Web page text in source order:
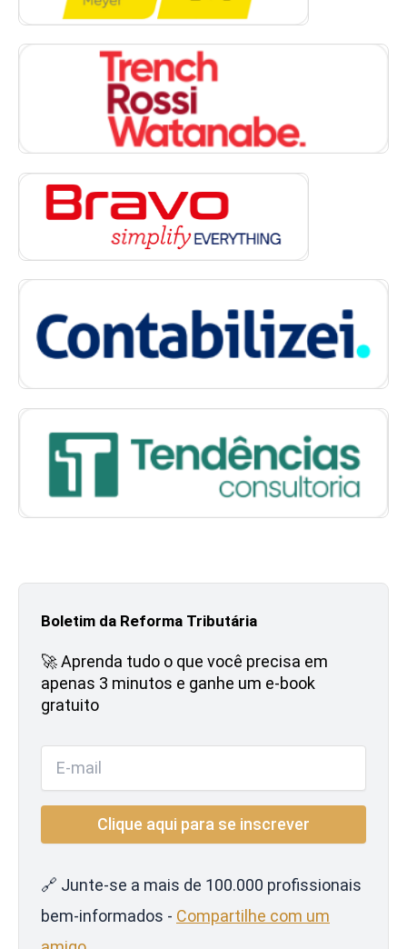
Boletim da Reforma Tributária
🚀 Aprenda tudo o que você precisa em
apenas 3 minutos e ganhe um e-book
gratuito
🔗 Junte-se a mais de 100.000 profissionais
bem-informados - Compartilhe com um